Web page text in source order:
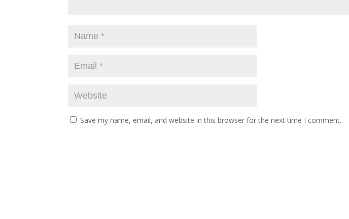
Save my name, email, and website in this browser for the next time I comment.